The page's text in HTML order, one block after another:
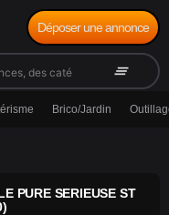
clear_all
Déposer une annonce
Brico/Jardin
PURE SERIEUSE ST